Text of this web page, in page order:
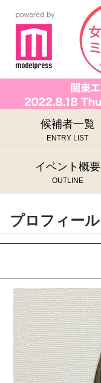
候補者一覧
ENTRY LIST
イベント概要
OUTLINE
プロフィール